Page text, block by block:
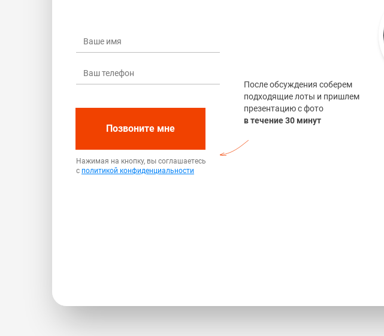
Позвоните мне
Нажимая на кнопку, вы соглашаетесь
с политикой конфиденциальности
После обсуждения соберем
подходящие лоты и пришлем
презентацию с фото
в течение 30 минут